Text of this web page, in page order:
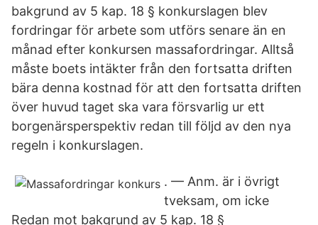
bakgrund av 5 kap. 18 § konkurslagen blev
fordringar för arbete som utförs senare än en
månad efter konkursen massafordringar. Alltså
måste boets intäkter från den fortsatta driften
bära denna kostnad för att den fortsatta driften
över huvud taget ska vara försvarlig ur ett
borgenärsperspektiv redan till följd av den nya
regeln i konkurslagen.
. — Anm. är i övrigt
tveksam, om icke
Redan mot bakgrund av 5 kap. 18 §